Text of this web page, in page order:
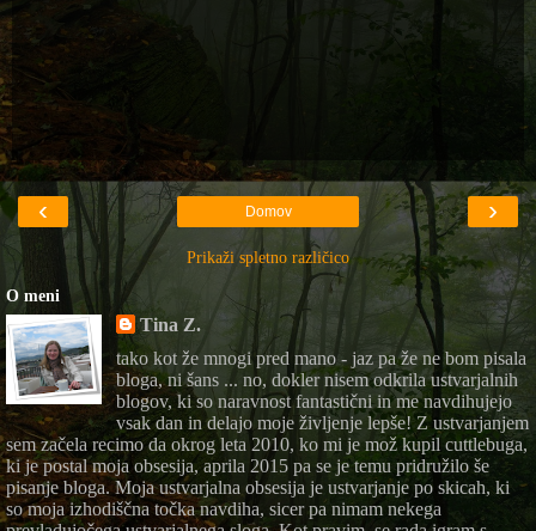
‹ ›
Domov
Prikaži spletno različico
O meni
Tina Z.
tako kot že mnogi pred mano - jaz pa že ne bom pisala
bloga, ni šans ... no, dokler nisem odkrila ustvarjalnih
blogov, ki so naravnost fantastični in me navdihujejo
vsak dan in delajo moje življenje lepše! Z ustvarjanjem
sem začela recimo da okrog leta 2010, ko mi je mož kupil cuttlebuga,
ki je postal moja obsesija, aprila 2015 pa se je temu pridružilo še
pisanje bloga. Moja ustvarjalna obsesija je ustvarjanje po skicah, ki
so moja izhodiščna točka navdiha, sicer pa nimam nekega